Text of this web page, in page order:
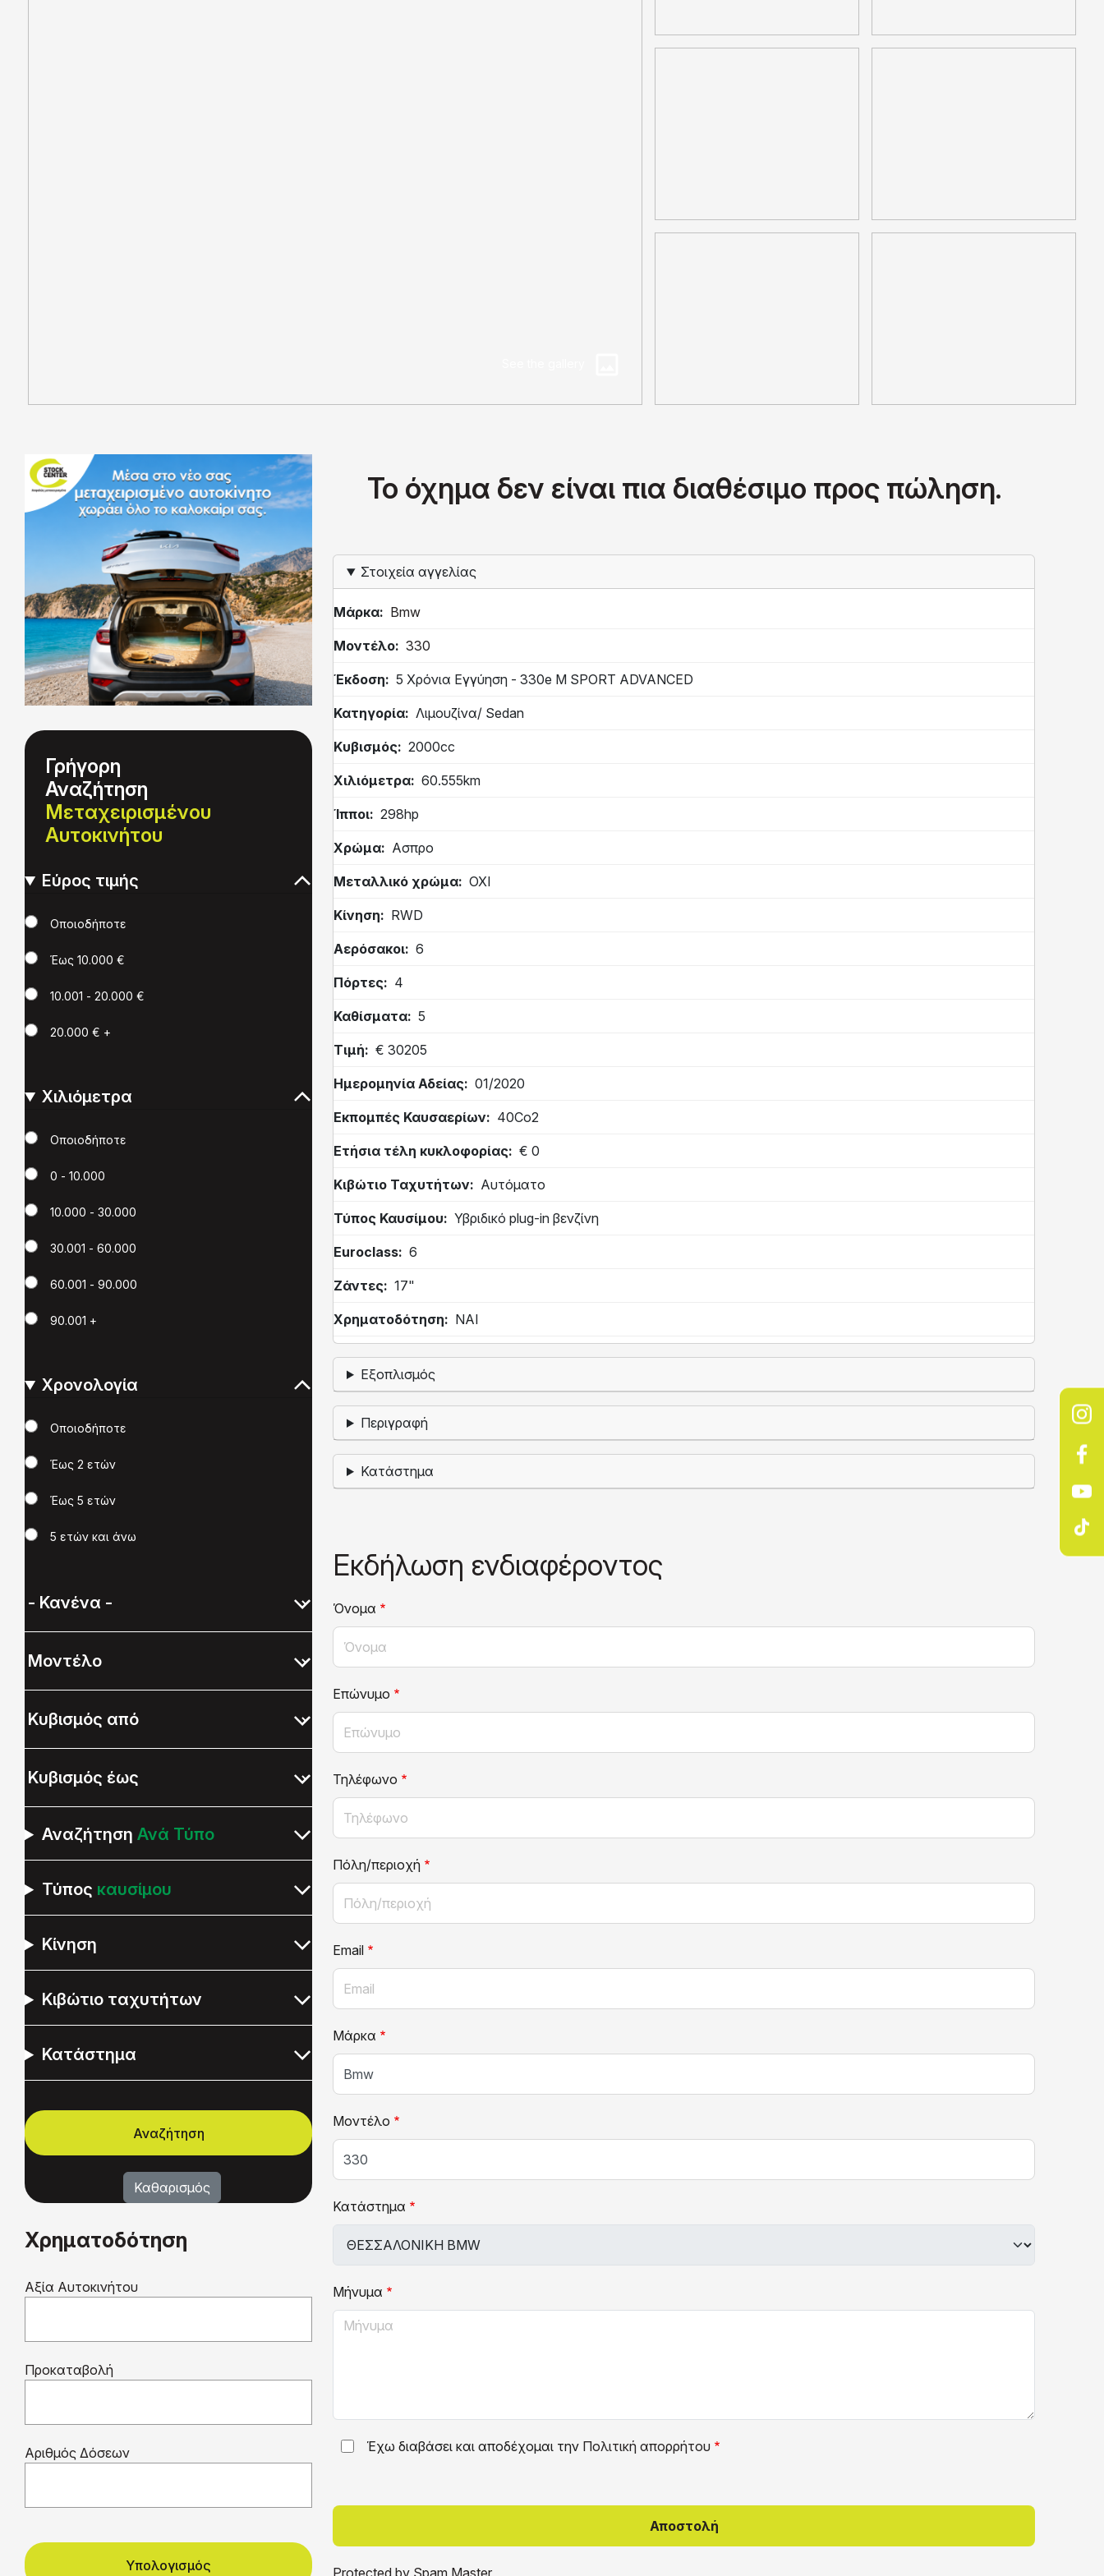
Το όχημα δεν είναι πια διαθέσιμο προς πώληση.
Στοιχεία αγγελίας
Μάρκα Bmw
Μοντέλο 330
Έκδοση 5 Χρόνια Εγγύηση - 330e M SPORT ADVANCED
Κατηγορία Λιμουζίνα/ Sedan
Κυβισμός 2000cc
Χιλιόμετρα 60.555km
Ίπποι 298hp
Χρώμα Ασπρο
Μεταλλικό χρώμα ΟΧΙ
Κίνηση RWD
Αερόσακοι 6
Πόρτες 4
Καθίσματα 5
Τιμή € 30205
Ημερομηνία Αδείας 01/2020
Εκπομπές Καυσαερίων 40Co2
Ετήσια τέλη κυκλοφορίας € 0
Κιβώτιο Ταχυτήτων Αυτόματο
Τύπος Καυσίμου Υβριδικό plug-in βενζίνη
Euroclass 6
Ζάντες 17"
Χρηματοδότηση ΝΑΙ
Εξοπλισμός
Περιγραφή
Κατάστημα
Εκδήλωση ενδιαφέροντος
Όνομα
Επώνυμο
Τηλέφωνο
Πόλη/περιοχή
Email
Μάρκα
Μοντέλο
Κατάστημα
Μήνυμα
Έχω διαβάσει και αποδέχομαι την Πολιτική απορρήτου
Protected by Spam Master
Γρήγορη
Αναζήτηση
Μεταχειρισμένου
Αυτοκινήτου
Εύρος τιμής
ΤιμήΟποιοδήποτε
Έως 10.000 €
10.001 - 20.000 €
20.000 € +
Χιλιόμετρα
Χιλιόμετρα
Οποιοδήποτε
0 - 10.000
10.000 - 30.000
30.001 - 60.000
60.001 - 90.000
90.001 +
Χρονολογία
Χρονολογία
Οποιοδήποτε
Έως 2 ετών
Έως 5 ετών
5 ετών και άνω
ΑναζήτησηΑνά Τύπο
Τύπος καυσίμου
Κίνηση
Κιβώτιο ταχυτήτων
Κατάστημα
Χρηματοδότηση
Αξία Αυτοκινήτου
Προκαταβολή
Αριθμός Δόσεων
Υπολογισμός